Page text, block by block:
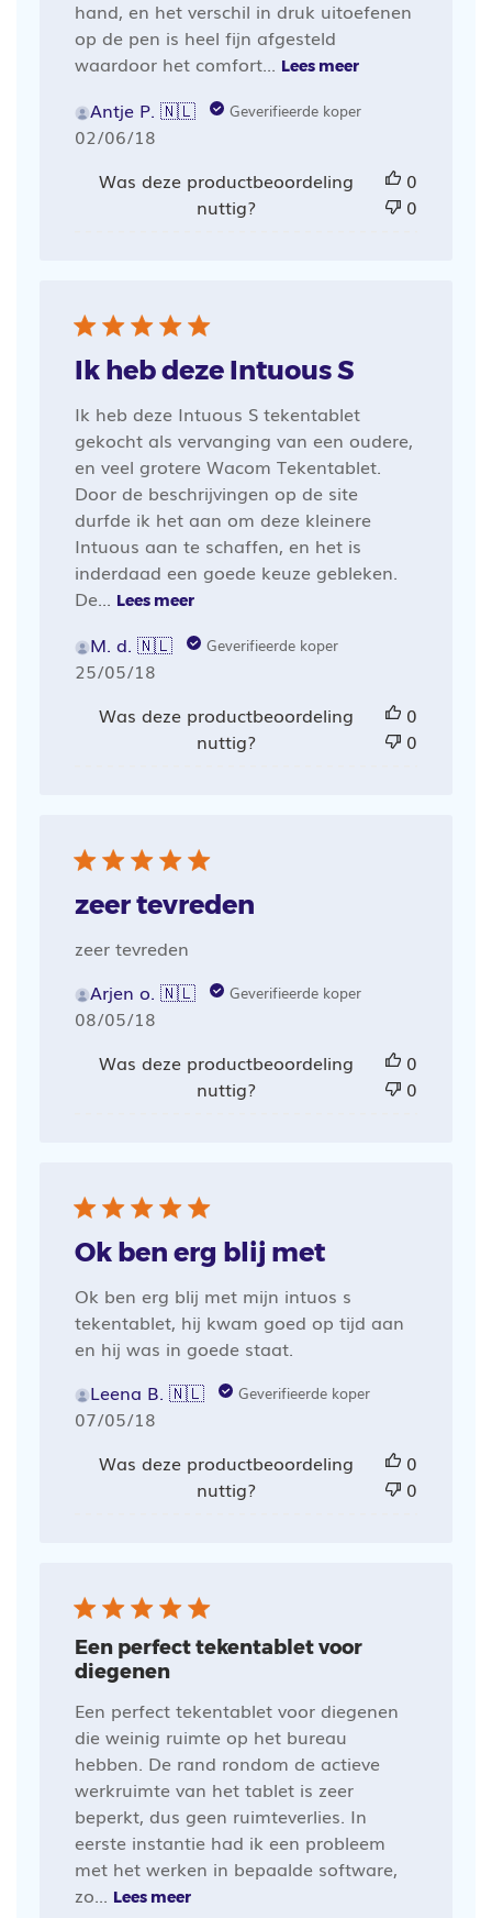
hand, en het verschil in druk uitoefenen
op de pen is heel fijn afgesteld
waardoor het comfort... Lees meer
Antje P. 🇳🇱 Geverifieerde koper
Publicatiedatum
02/06/18
Was deze productbeoordeling
nuttig?
0
0
Ik heb deze Intuous S
Ik heb deze Intuous S tekentablet
gekocht als vervanging van een oudere,
en veel grotere Wacom Tekentablet.
Door de beschrijvingen op de site
durfde ik het aan om deze kleinere
Intuous aan te schaffen, en het is
inderdaad een goede keuze gebleken.
De... Lees meer
M. d. 🇳🇱 Geverifieerde koper
Publicatiedatum
25/05/18
Was deze productbeoordeling
nuttig?
0
0
zeer tevreden
zeer tevreden
Arjen o. 🇳🇱
Geverifieerde koper
Publicatiedatum
08/05/18
Was deze productbeoordeling
nuttig?
0
0
Ok ben erg blij met
Ok ben erg blij met mijn intuos s
tekentablet, hij kwam goed op tijd aan
en hij was in goede staat.
Leena B. 🇳🇱
Geverifieerde koper
Publicatiedatum
07/05/18
Was deze productbeoordeling
nuttig?
0
0
Een perfect tekentablet voor
diegenen
Een perfect tekentablet voor diegenen
die weinig ruimte op het bureau
hebben. De rand rondom de actieve
werkruimte van het tablet is zeer
beperkt, dus geen ruimteverlies. In
eerste instantie had ik een probleem
met het werken in bepaalde software,
zo... Lees meer